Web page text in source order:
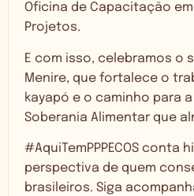
Oficina de Capacitação
Projetos.
E com isso, celebramos o
Menire, que fortalece o
kayapó e o caminho para
Soberania Alimentar que
#AquiTemPPPECOS conta
perspectiva de quem
brasileiros. Siga